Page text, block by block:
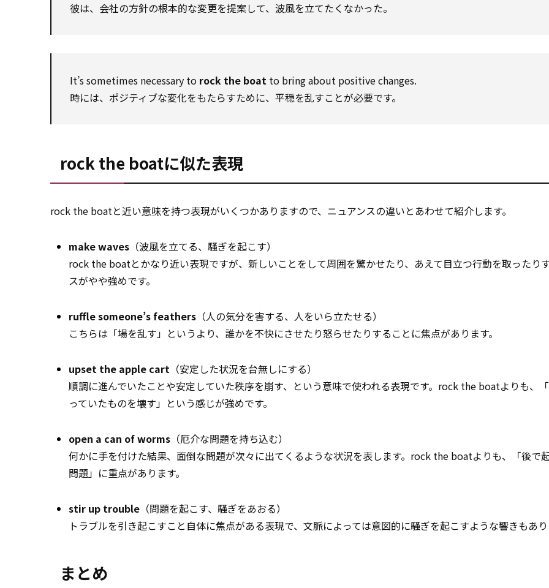
彼は、会社の方針の根本的な変更を提案して、波風を立てたくなかった。
It’s sometimes necessary to rock the boat to bring about positive changes.
時には、ポジティブな変化をもたらすために、平穏を乱すことが必要です。
rock the boatに似た表現
rock the boatと近い意味を持つ表現がいくつかありますので、ニュアンスの違いとあわせて紹介します。
make waves （波風を立てる、騒ぎを起こす）
rock the boatとかなり近い表現ですが、新しいことをして周囲を驚かせたり、あえて目立つ行動を取ったり
スがやや強めです。
ruffle someone’s feathers （人の気分を害する、人をいら立たせる）
こちらは「場を乱す」というより、誰かを不快にさせたり怒らせたりすることに焦点があります。
upset the apple cart （安定した状況を台無しにする）
順調に進んでいたことや安定していた秩序を崩す、という意味で使われる表現です。rock the boatよりも、
っていたものを壊す」という感じが強めです。
open a can of worms （厄介な問題を持ち込む）
何かに手を付けた結果、面倒な問題が次々に出てくるような状況を表します。rock the boatよりも、「後で
問題」に重点があります。
stir up trouble （問題を起こす、騒ぎをあおる）
トラブルを引き起こすこと自体に焦点がある表現で、文脈によっては意図的に騒ぎを起こすような響きもあり
まとめ